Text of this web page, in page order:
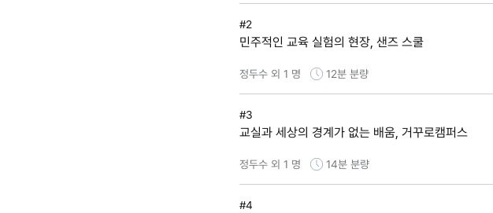
#2
민주적인 교육 실험의 현장, 샌즈 스쿨
정두수 외 1 명 12분 분량
#3
교실과 세상의 경계가 없는 배움, 거꾸로캠퍼스
정두수 외 1 명 14분 분량
#4